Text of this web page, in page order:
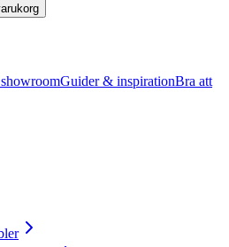
Guider & inspirationBra att